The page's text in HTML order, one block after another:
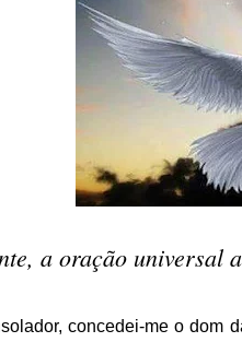
a oração universal
concedei-me o dom